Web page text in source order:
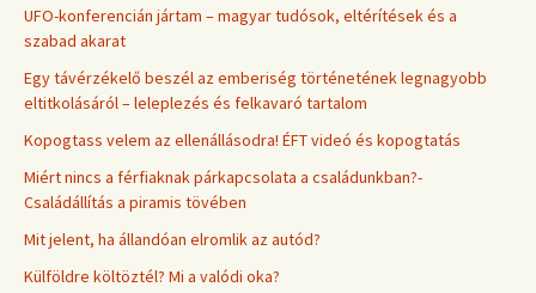
UFO-konferencián jártam – magyar tudósok, eltérítések és a
szabad akarat
Egy távérzékelő beszél az emberiség történetének legnagyobb
eltitkolásáról – leleplezés és felkavaró tartalom
Kopogtass velem az ellenállásodra! ÉFT videó és kopogtatás
Miért nincs a férfiaknak párkapcsolata a családunkban?-
Családállítás a piramis tövében
Mit jelent, ha állandóan elromlik az autód?
Külföldre költöztél? Mi a valódi oka?